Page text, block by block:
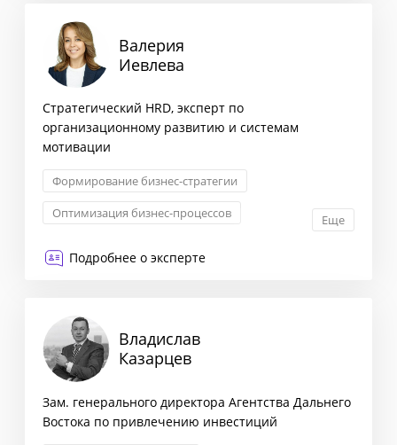
Валерия
Иевлева
Стратегический HRD, эксперт по
организационному развитию и системам
мотивации
Формирование бизнес-стратегии
Оптимизация бизнес-процессов
Еще
Подробнее о эксперте
Владислав
Казарцев
Зам. генерального директора Агентства Дальнего
Востока по привлечению инвестиций